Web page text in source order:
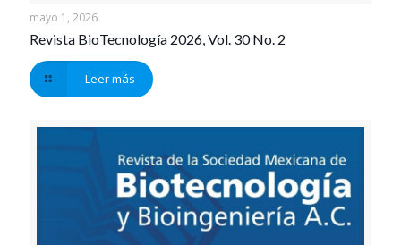
mayo 1, 2026
Revista BioTecnología 2026, Vol. 30 No. 2
Leer más